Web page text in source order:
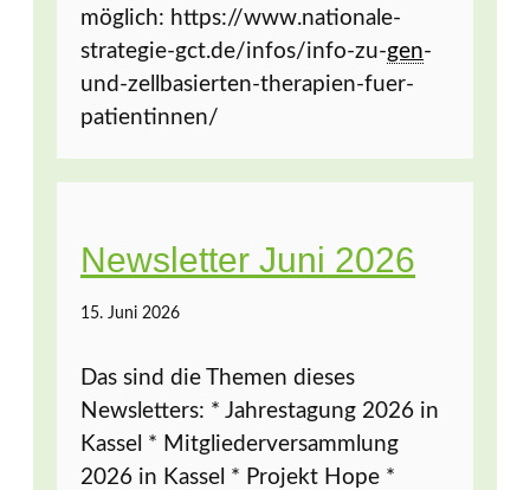
möglich: https://www.nationale-
strategie-gct.de/infos/info-zu-gen-
und-zellbasierten-therapien-fuer-
patientinnen/
Newsletter Juni 2026
15. Juni 2026
Das sind die Themen dieses
Newsletters: * Jahrestagung 2026 in
Kassel * Mitgliederversammlung
2026 in Kassel * Projekt Hope *